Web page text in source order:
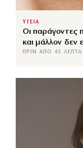
ΥΓΕΙΑ
Οι παράγοντες
και μάλλον δεν
ΠΡΙΝ ΑΠΌ 45 ΛΕΠΤΆ